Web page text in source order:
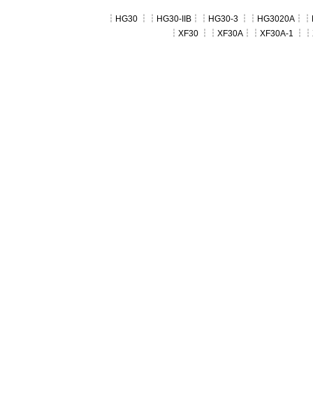
┆ HG30 ┆┆ HG30-IIB ┆┆ HG30-3 ┆┆ HG3020A ┆┆
┆ XF30 ┆┆ XF30A ┆┆ XF30A-1 ┆┆